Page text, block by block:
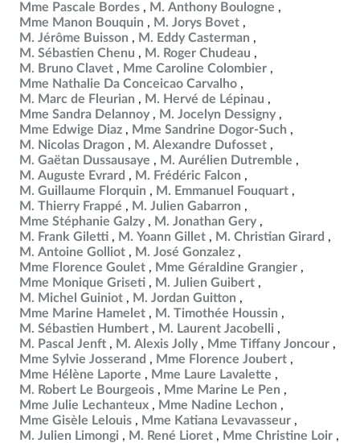
Mme Pascale Bordes
M. Anthony Boulogne
Mme Manon Bouquin
M. Jorys Bovet
M. Jérôme Buisson
M. Eddy Casterman
M. Sébastien Chenu
M. Roger Chudeau
M. Bruno Clavet
Mme Caroline Colombier
Mme Nathalie Da Conceicao Carvalho
M. Marc de Fleurian
M. Hervé de Lépinau
Mme Sandra Delannoy
M. Jocelyn Dessigny
Mme Edwige Diaz
Mme Sandrine Dogor-Such
M. Nicolas Dragon
M. Alexandre Dufosset
M. Gaëtan Dussausaye
M. Aurélien Dutremble
M. Auguste Evrard
M. Frédéric Falcon
M. Guillaume Florquin
M. Emmanuel Fouquart
M. Thierry Frappé
M. Julien Gabarron
Mme Stéphanie Galzy
M. Jonathan Gery
M. Frank Giletti
M. Yoann Gillet
M. Christian Girard
M. Antoine Golliot
M. José Gonzalez
Mme Florence Goulet
Mme Géraldine Grangier
Mme Monique Griseti
M. Julien Guibert
M. Michel Guiniot
M. Jordan Guitton
Mme Marine Hamelet
M. Timothée Houssin
M. Sébastien Humbert
M. Laurent Jacobelli
M. Pascal Jenft
M. Alexis Jolly
Mme Tiffany Joncour
Mme Sylvie Josserand
Mme Florence Joubert
Mme Hélène Laporte
Mme Laure Lavalette
M. Robert Le Bourgeois
Mme Marine Le Pen
Mme Julie Lechanteux
Mme Nadine Lechon
Mme Gisèle Lelouis
Mme Katiana Levavasseur
M. Julien Limongi
M. René Lioret
Mme Christine Loir